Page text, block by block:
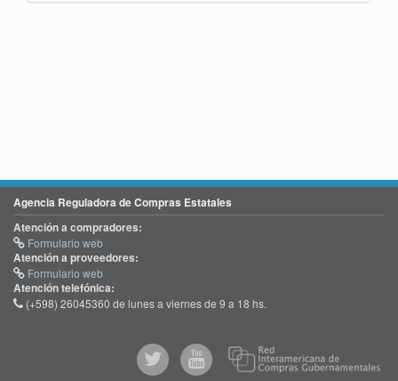
Agencia Reguladora de Compras Estatales
Atención a compradores:
Formulario web
Atención a proveedores:
Formulario web
Atención telefónica:
(+598) 26045360 de lunes a viernes de 9 a 18 hs.
@comprasgubuy
ACCE